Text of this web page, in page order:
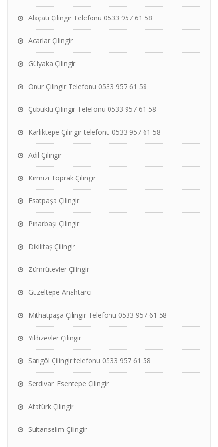
Alaçatı Çilingir Telefonu 0533 957 61 58
Acarlar Çilingir
Gülyaka Çilingir
Onur Çilingir Telefonu 0533 957 61 58
Çubuklu Çilingir Telefonu 0533 957 61 58
Karlıktepe Çilingir telefonu 0533 957 61 58
Adil Çilingir
Kırmızı Toprak Çilingir
Esatpaşa Çilingir
Pınarbaşı Çilingir
Dikilitaş Çilingir
Zümrütevler Çilingir
Güzeltepe Anahtarcı
Mithatpaşa Çilingir Telefonu 0533 957 61 58
Yıldızevler Çilingir
Sarıgöl Çilingir telefonu 0533 957 61 58
Serdivan Esentepe Çilingir
Atatürk Çilingir
Sultanselim Çilingir